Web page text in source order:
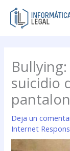
contenido
suicidio
Deja un
Internet